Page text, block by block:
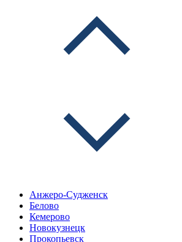
Анжеро-Судженск
Белово
Кемерово
Новокузнецк
Прокопьевск